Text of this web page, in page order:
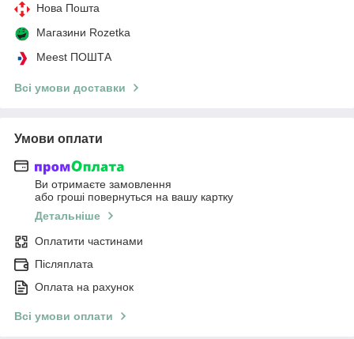
Нова Пошта
Магазини Rozetka
Meest ПОШТА
Всі умови доставки
Умови оплати
Ви отримаєте замовлення
або гроші повернуться на вашу картку
Детальніше
Оплатити частинами
Післяплата
Оплата на рахунок
Всі умови оплати